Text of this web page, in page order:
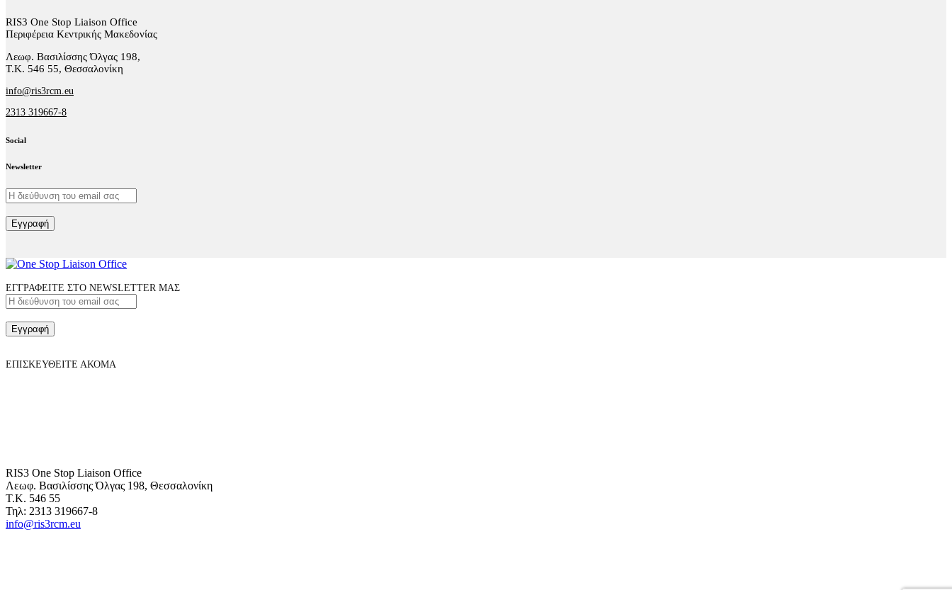
RIS3 One Stop Liaison Office
Περιφέρεια Κεντρικής Μακεδονίας
Λεωφ. Βασιλίσσης Όλγας 198,
Τ.Κ. 546 55, Θεσσαλονίκη
info@ris3rcm.eu
2313 319667-8
Social
facebook-
linkedin
twitter-
Newsletter
Εγγραφή
ΕΓΓΡΑΦΕΙΤΕ ΣΤΟ NEWSLETTER ΜΑΣ
Εγγραφή
ΕΠΙΣΚΕΥΘΕΙΤΕ ΑΚΟΜΑ
RIS3 One Stop Liaison Office
Λεωφ. Βασιλίσσης Όλγας 198, Θεσσαλονίκη
Τ.Κ. 546 55
Τηλ: 2313 319667-8
info@ris3rcm.eu